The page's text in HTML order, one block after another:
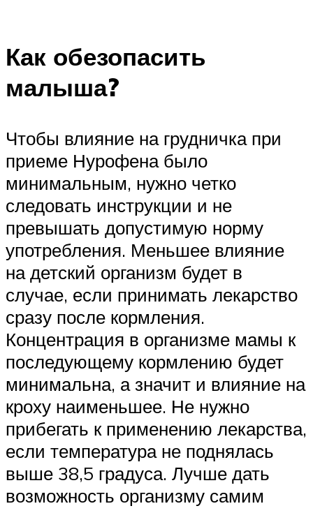
Как обезопасить
малыша?
Чтобы влияние на грудничка при
приеме Нурофена было
минимальным, нужно четко
следовать инструкции и не
превышать допустимую норму
употребления. Меньшее влияние
на детский организм будет в
случае, если принимать лекарство
сразу после кормления.
Концентрация в организме мамы к
последующему кормлению будет
минимальна, а значит и влияние на
кроху наименьшее. Не нужно
прибегать к применению лекарства,
если температура не поднялась
выше 38,5 градуса. Лучше дать
возможность организму самим